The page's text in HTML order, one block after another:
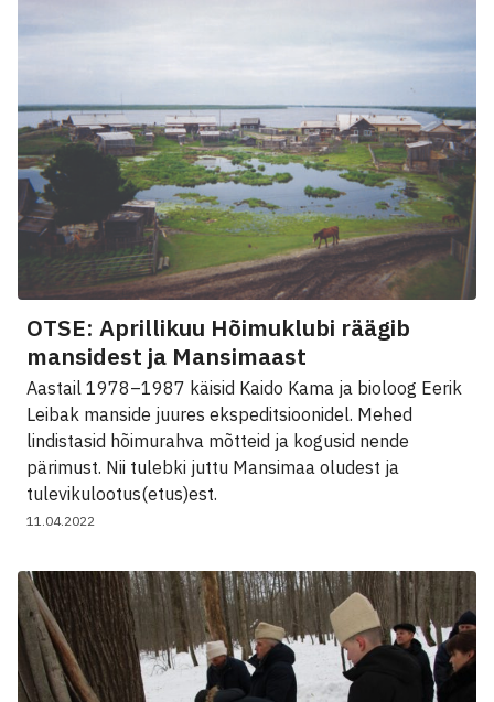
OTSE: Aprillikuu Hõimuklubi räägib
mansidest ja Mansimaast
Aastail 1978–1987 käisid Kaido Kama ja bioloog Eerik
Leibak manside juures ekspeditsioonidel. Mehed
lindistasid hõimurahva mõtteid ja kogusid nende
pärimust. Nii tulebki juttu Mansimaa oludest ja
tulevikulootus(etus)est.
11.04.2022